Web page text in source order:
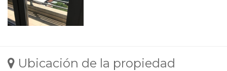
Ubicación de la propiedad